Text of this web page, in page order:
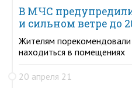
В МЧС предупредили
и сильном ветре до
Жителям порекомендовали
находиться в помещениях
20 апреля 21